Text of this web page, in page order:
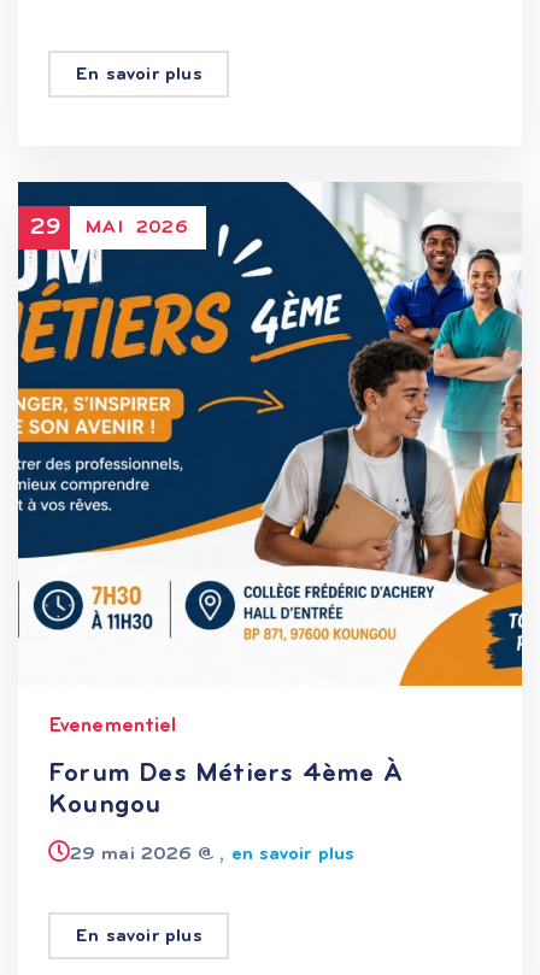
En savoir plus
29 MAI 2026
Evenementiel
Forum Des Métiers 4ème À
Koungou
29 mai 2026 @ , en savoir plus
En savoir plus